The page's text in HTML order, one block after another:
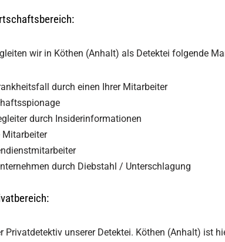
wir in Köthen (Anhalt) als Detektei folgende
durch einen Ihrer Mitarbeiter
durch Insiderinformationen
Mitarbeiter
durch Diebstahl / Unterschlagung
unserer Detektei. Köthen (Anhalt) ist